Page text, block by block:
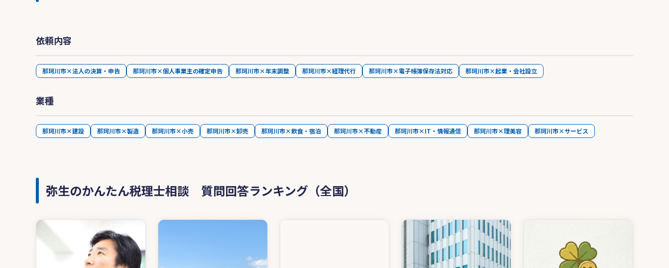
依頼内容
那珂川市×法人の決算・申告 那珂川市×個人事業主の確定申告 那珂川市×年末調整 那珂川市×経理代行 那珂川市×電子帳簿保存法対応 那珂川市×起業・会社設立
業種
那珂川市×建設 那珂川市×製造 那珂川市×小売 那珂川市×卸売 那珂川市×飲食・宿泊 那珂川市×不動産 那珂川市×IT・情報通信 那珂川市×理美容 那珂川市×サービス
弥生のかんたん税理士相談 質問回答ランキング（全国）